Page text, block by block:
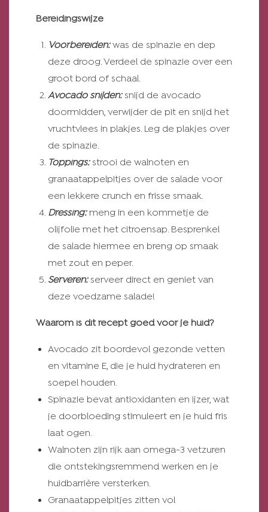
Bereidingswijze
Voorbereiden:was de spinazie en dep
deze droog. Verdeel de spinazie over een
groot bord of schaal.
Avocado snijden: snijd de avocado
doormidden, verwijder de pit en snijd het
vruchtvlees in plakjes. Leg de plakjes over
de spinazie.
Toppings:strooi de walnoten en
granaatappelpitjes over de salade voor
een lekkere crunch en frisse smaak.
Dressing:meng in een kommetje de
olijfolie met het citroensap. Besprenkel
de salade hiermee en breng op smaak
met zout en peper.
Serveren: serveer direct en geniet van
deze voedzame salade!
Waarom is dit recept goed voor je huid?
Avocado zit boordevol gezonde vetten
en vitamine E, die je huid hydrateren en
soepel houden.
Spinazie bevat antioxidanten en ijzer, wat
je doorbloeding stimuleert en je huid fris
laat ogen.
Walnoten zijn rijk aan omega-3 vetzuren
die ontstekingsremmend werken en je
huidbarrière versterken.
Granaatappelpitjes zitten vol